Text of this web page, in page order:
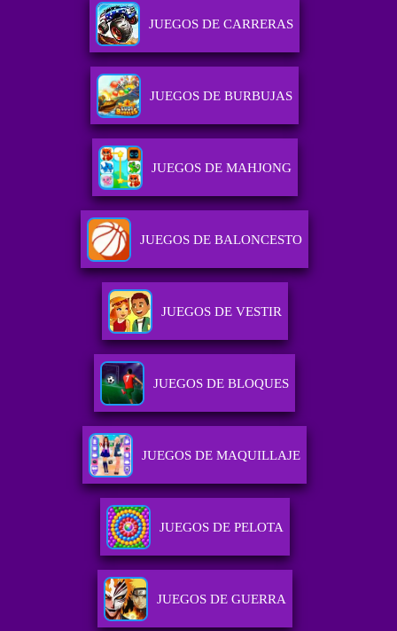
JUEGOS DE CARRERAS
JUEGOS DE BURBUJAS
JUEGOS DE MAHJONG
JUEGOS DE BALONCESTO
JUEGOS DE VESTIR
JUEGOS DE BLOQUES
JUEGOS DE MAQUILLAJE
JUEGOS DE PELOTA
JUEGOS DE GUERRA